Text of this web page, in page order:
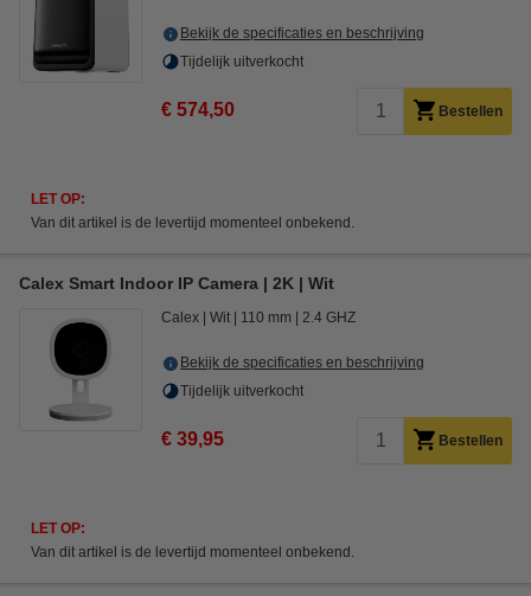
Bekijk de specificaties en beschrijving
Tijdelijk uitverkocht
€ 574,50 Bestellen
LET OP:
Van dit artikel is de levertijd momenteel onbekend.
Calex Smart Indoor IP Camera | 2K | Wit
Calex Wit 110 mm 2.4 GHZ
Bekijk de specificaties en beschrijving
Tijdelijk uitverkocht
€ 39,95 Bestellen
LET OP:
Van dit artikel is de levertijd momenteel onbekend.